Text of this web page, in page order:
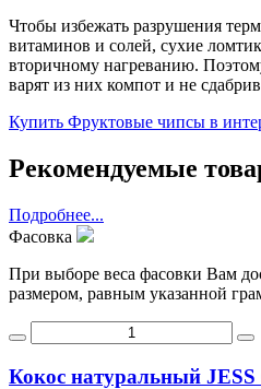
Чтобы избежать разрушения
витаминов и солей, сухие
вторичному нагреванию.
варят из них компот и не
Купить Фруктовые чипсы в
Рекомендуемые
Подробнее...
Фасовка
При выборе веса фасовки Вам
размером, равным указанной
Кокос натуральный JESS